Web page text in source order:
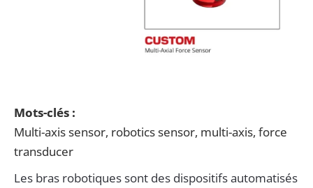
Les bras robotiques sont des dispositifs automatisés
Mots-clés :
Multi-axis sensor, robotics sensor, multi-axis, force
transducer